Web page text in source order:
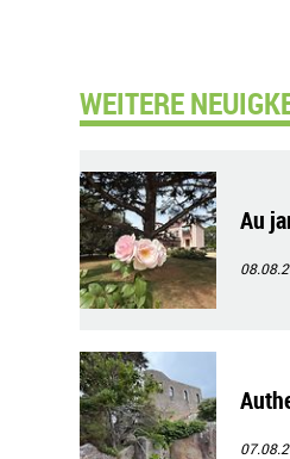
WEITERE
Au